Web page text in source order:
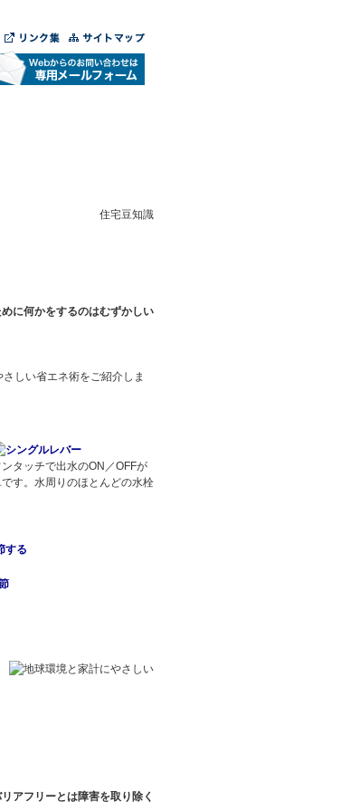
住宅豆知識
しい省エネ術をご紹介しま
ンタッチで出水のON／OFFが
す。水周りのほとんどの水栓
する